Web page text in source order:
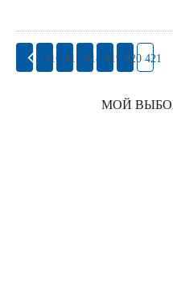
416 417 418 419 420 421
МОЙ